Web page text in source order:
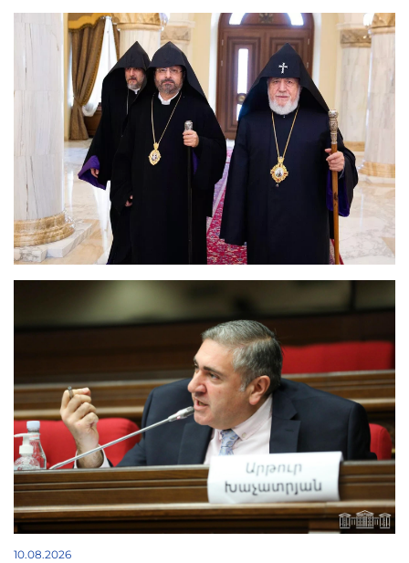
10.08.2026